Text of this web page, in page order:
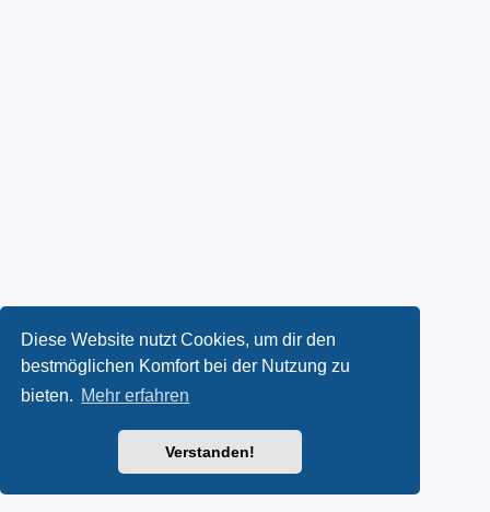
Diese Website nutzt Cookies, um dir den
bestmöglichen Komfort bei der Nutzung zu
bieten. Mehr erfahren
Verstanden!